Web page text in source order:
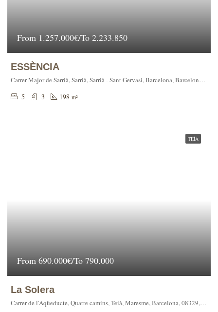
From 1.257.000€/To 2.233.850
ESSÈNCIA
Carrer Major de Sarrià, Sarrià, Sarrià - Sant Gervasi, Barcelona, Barcelonès, Barcelona, Catalunya, 08001, España
5 3 198 m²
TEÍA
From 690.000€/To 790.000
La Solera
Carrer de l'Aqüeducte, Quatre camins, Teià, Maresme, Barcelona, 08329, España